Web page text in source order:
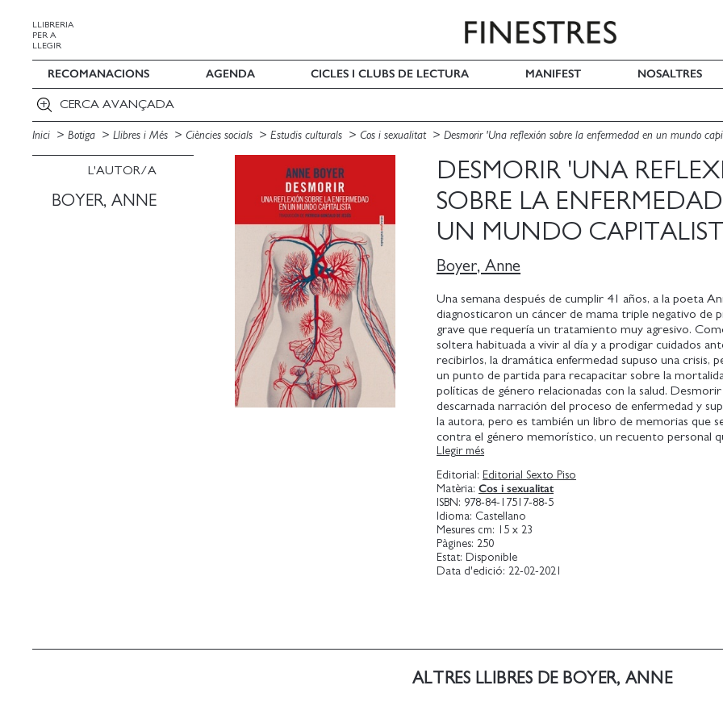
LLIBRERIA
PER A
LLEGIR
RECOMANACIONS AGENDA CICLES I CLUBS DE LECTURA MANIFEST NOSALTRES
CERCA AVANÇADA
Inici Botiga Llibres i Més Ciències socials Estudis culturals Cos i sexualitat Desmorir 'Una reflexión sobre la enfermedad en un mundo
L'AUTOR/A
BOYER, ANNE
DESMORIR 'UNA
SOBRE LA
UN MUNDO
Boyer, Anne
Una semana después de cumplir 41 años, a la poeta
diagnosticaron un cáncer de mama triple negativo de
grave que requería un tratamiento muy agresivo.
soltera habituada a vivir al día y a prodigar cuidados
recibirlos, la dramática enfermedad supuso una crisis,
un punto de partida para recapacitar sobre la
políticas de género relacionadas con la salud. Desmorir
descarnada narración del proceso de enfermedad y
la autora, pero es también un libro de memorias que
contra el género memorístico, un recuento personal
limitarse a lo personal. Sumándose a la larga lista de
Lorde, Kathy Acker y Susan Sontag, Boyer reflexiona
brillantez y clarividencia sobre la enfermedad y la salud
sociedad, abordando temas como la experiencia
del dolor, la proliferación de charlatanes y oportunistas,
las farmacéuticas, el cinismo político en el debate de
versus privada, y, en definitiva, la hipocresía que
de la salud en nuestro mundo. Obra reconocida con el
sobre la enfermedad y la salud, el arte y la ciencia, el
Llegir més
Editorial: Editorial Sexto Piso
Matèria:Cos i sexualitat
ISBN: 978-84-17517-88-5
Idioma: Castellano
Mesures cm: 15 x 23
Pàgines: 250
Estat: Disponible
Data d'edició: 22-02-2021
ALTRES LLIBRES DE BOYER, ANNE